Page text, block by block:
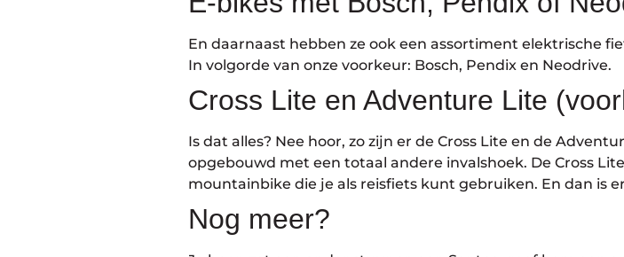
En daarnaast hebben ze ook een assortiment elektrische
In volgorde van onze voorkeur: Bosch, Pendix en Neodrive.
Cross Lite en Adventure Lite
Is dat alles? Nee hoor, zo zijn er de Cross Lite en de
opgebouwd met een totaal andere invalshoek. De Cross
mountainbike die je als reisfiets kunt gebruiken. En dan is
Nog meer?